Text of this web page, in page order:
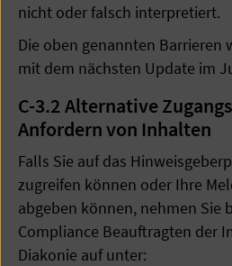
nicht oder falsch interpretiert.
Die oben genannten Barrieren
mit dem nächsten Update im
C-3.2 Alternative
Anfordern von Inhalten
Falls Sie auf das
zugreifen können oder Ihre
abgeben können, nehmen Sie
Compliance Beauftragten der
Diakonie auf unter: